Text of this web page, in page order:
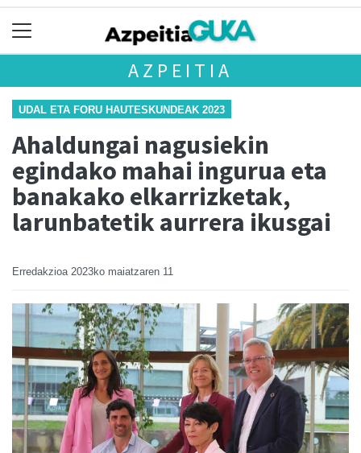
AZPEITIA
UDAL ETA FORU HAUTESKUNDEAK 2023
Ahaldungai nagusiekin
egindako mahai ingurua eta
banakako elkarrizketak,
larunbatetik aurrera ikusgai
Erredakzioa 2023ko maiatzaren 11